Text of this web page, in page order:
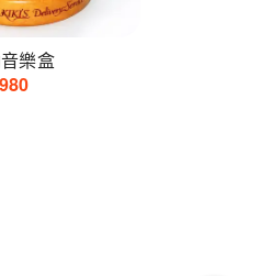
樂盒